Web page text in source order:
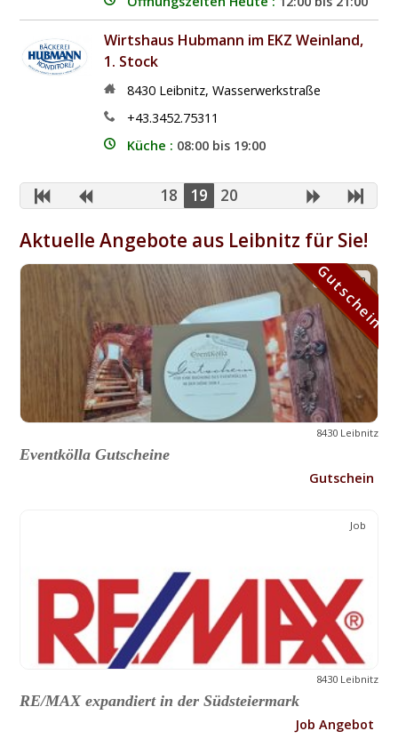
Wirtshaus Hubmann im EKZ Weinland,
1. Stock
8430 Leibnitz, Wasserwerkstraße
+43.3452.75311
Küche : 08:00 bis 19:00
18 19 20
Aktuelle Angebote aus Leibnitz für Sie!
Gutschein
8430 Leibnitz
Eventkölla Gutscheine
Gutschein
Gutschein
Job
8430 Leibnitz
RE/MAX expandiert in der Südsteiermark
Job Angebot